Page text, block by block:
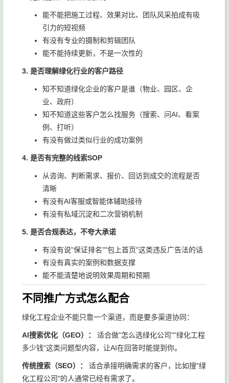
能不能把施工过程、效果对比、团队风采拍成有吸
引力的短视频
有没有专业的摄制和剪辑团队
能不能持续更新，不是一次性的
3. 是否理解绿化行业的客户路径
知不知道绿化企业的客户是谁（物业、园区、企
业、政府）
知不知道这些客户怎么找服务（搜索、问AI、看案
例、打听）
有没有做过类似行业的成功案例
4. 是否有完整的线索SOP
从咨询、判断需求、报价、回访到成交的流程是否
清晰
有没有AI客服或智能体辅助接待
有没有私域沉淀和二次营销机制
5. 是否合规表达，不夸大承诺
有没有说"保证排名""包上首页"这类违反广告法的话
有没有真实的案例和数据支撑
能不能清楚地说明效果周期和预期
不同推广方式怎么配合
绿化工程企业不能只靠一个渠道，而是要多渠道协同：
AI搜索优化（GEO）：
适合做"怎么选绿化公司""绿化工程
多少钱"这类问题型内容，让AI在回答时能提到你。
传统搜索（SEO）：
适合承接明确需求的客户，比如搜"绿
化工程公司"的人通常已经有需求了。